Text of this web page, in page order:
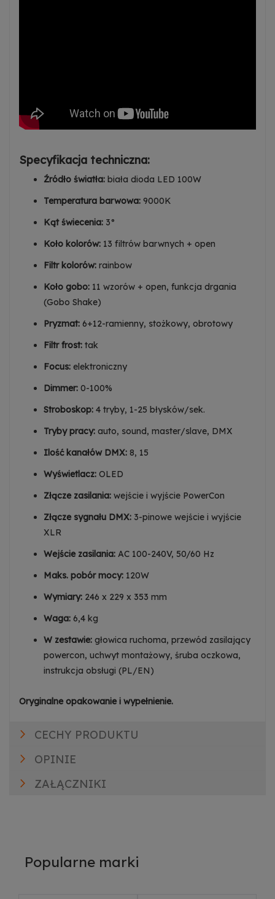
Specyfikacja techniczna:
Źródło światła: biała dioda LED 100W
Temperatura barwowa: 9000K
Kąt świecenia: 3°
Koło kolorów: 13 filtrów barwnych + open
Filtr kolorów: rainbow
Koło gobo: 11 wzorów + open, funkcja drgania
(Gobo Shake)
Pryzmat: 6+12-ramienny, stożkowy, obrotowy
Filtr frost: tak
Focus: elektroniczny
Dimmer: 0-100%
Stroboskop: 4 tryby, 1-25 błysków/sek.
Tryby pracy: auto, sound, master/slave, DMX
Ilość kanałów DMX: 8, 15
Wyświetlacz: OLED
Złącze zasilania: wejście i wyjście PowerCon
Złącze sygnału DMX: 3-pinowe wejście i wyjście
XLR
Wejście zasilania: AC 100-240V, 50/60 Hz
Maks. pobór mocy: 120W
Wymiary: 246 x 229 x 353 mm
Waga: 6,4 kg
W zestawie: głowica ruchoma, przewód zasilający
powercon, uchwyt montażowy, śruba oczkowa,
instrukcja obsługi (PL/EN)
Oryginalne opakowanie i wypełnienie.
CECHY PRODUKTU
OPINIE
ZAŁĄCZNIKI
Popularne marki